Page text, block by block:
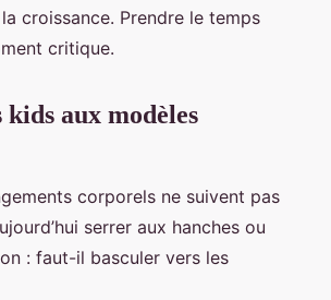
croissance. Prendre le temps
critique.
aux modèles
corporels ne suivent pas
serrer aux hanches ou
: faut-il basculer vers les